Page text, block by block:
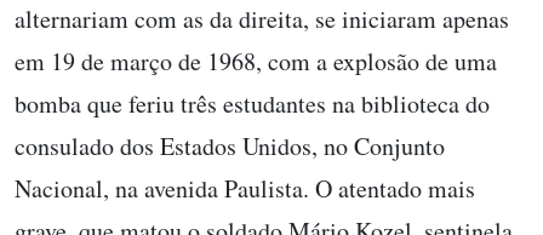
alternariam com as da direita, se iniciaram apenas
em 19 de março de 1968, com a explosão de uma
bomba que feriu três estudantes na biblioteca do
consulado dos Estados Unidos, no Conjunto
Nacional, na avenida Paulista. O atentado mais